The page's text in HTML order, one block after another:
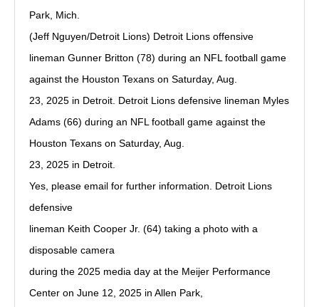
Park, Mich.
(Jeff Nguyen/Detroit Lions) Detroit Lions offensive
lineman Gunner Britton (78) during an NFL football game
against the Houston Texans on Saturday, Aug.
23, 2025 in Detroit. Detroit Lions defensive lineman Myles
Adams (66) during an NFL football game against the
Houston Texans on Saturday, Aug.
23, 2025 in Detroit.
Yes, please email for further information. Detroit Lions
defensive
lineman Keith Cooper Jr. (64) taking a photo with a
disposable camera
during the 2025 media day at the Meijer Performance
Center on June 12, 2025 in Allen Park,